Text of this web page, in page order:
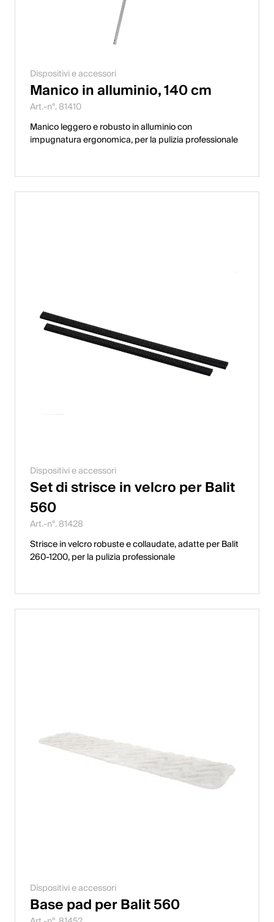
Dispositivi e accessori
Manico in alluminio, 140 cm
Art.-n°. 81410
Manico leggero e robusto in alluminio con
impugnatura ergonomica, per la pulizia professionale
Dispositivi e accessori
Set di strisce in velcro per Balit
560
Art.-n°. 81428
Strisce in velcro robuste e collaudate, adatte per Balit
260-1200, per la pulizia professionale
Dispositivi e accessori
Base pad per Balit 560